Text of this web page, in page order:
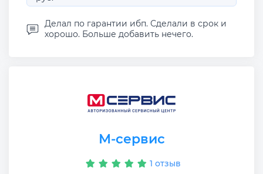
Делал по гарантии ибп. Сделали в срок и
хорошо. Больше добавить нечего.
М-сервис
1 отзыв